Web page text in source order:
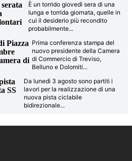
È un torrido giovedì sera di una
lunga e torrida giornata, quelle in
cui il desiderio più recondito
probabilmente...
Piazza
di
Prima conferenza stampa del
nuovo presidente della Camera
di Commercio di Treviso,
Belluno e Dolomiti...
SS
Da lunedì 3 agosto sono partiti i
lavori per la realizzazione di una
nuova pista ciclabile
bidirezionale...